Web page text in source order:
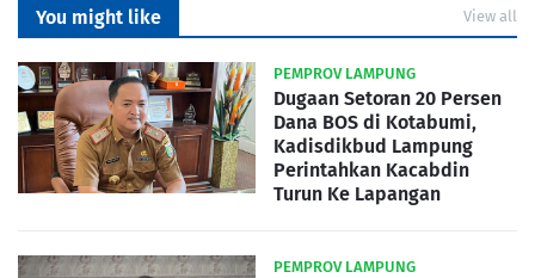
You might like View all
PEMPROV LAMPUNG
Dugaan Setoran 20 Persen
Dana BOS di Kotabumi,
Kadisdikbud Lampung
Perintahkan Kacabdin
Turun Ke Lapangan
PEMPROV LAMPUNG